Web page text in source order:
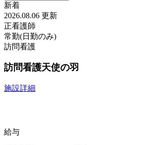
新着
2026.08.06 更新
正看護師
常勤(日勤のみ)
訪問看護
訪問看護天使の羽
施設詳細
給与